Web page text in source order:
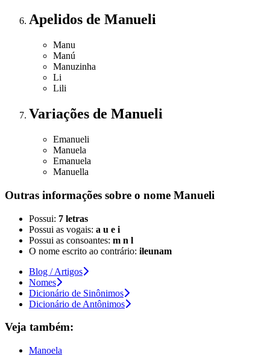
Apelidos de Manueli
Manu
Manú
Manuzinha
Li
Lili
Variações de Manueli
Emanueli
Manuela
Emanuela
Manuella
Outras informações sobre o nome Manueli
Possui: 7 letras
Possui as vogais: a u e i
Possui as consoantes: m n l
O nome escrito ao contrário: ileunam
Blog / Artigos
Nomes
Dicionário de Sinônimos
Dicionário de Antônimos
Veja também:
Manoela